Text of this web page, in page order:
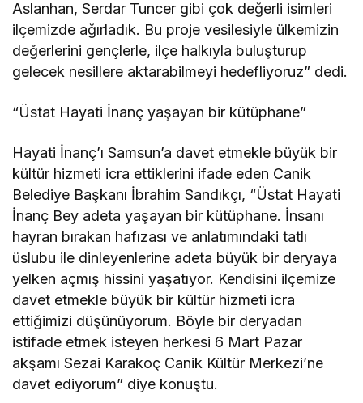
Aslanhan, Serdar Tuncer gibi çok değerli isimleri
ilçemizde ağırladık. Bu proje vesilesiyle ülkemizin
değerlerini gençlerle, ilçe halkıyla buluşturup
gelecek nesillere aktarabilmeyi hedefliyoruz” dedi.
“Üstat Hayati İnanç yaşayan bir kütüphane”
Hayati İnanç’ı Samsun’a davet etmekle büyük bir
kültür hizmeti icra ettiklerini ifade eden Canik
Belediye Başkanı İbrahim Sandıkçı, “Üstat Hayati
İnanç Bey adeta yaşayan bir kütüphane. İnsanı
hayran bırakan hafızası ve anlatımındaki tatlı
üslubu ile dinleyenlerine adeta büyük bir deryaya
yelken açmış hissini yaşatıyor. Kendisini ilçemize
davet etmekle büyük bir kültür hizmeti icra
ettiğimizi düşünüyorum. Böyle bir deryadan
istifade etmek isteyen herkesi 6 Mart Pazar
akşamı Sezai Karakoç Canik Kültür Merkezi’ne
davet ediyorum” diye konuştu.